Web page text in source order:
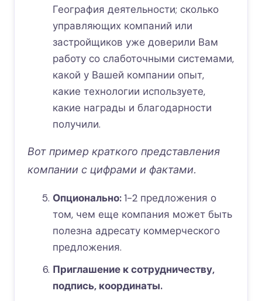
География деятельности; сколько
управляющих компаний или
застройщиков уже доверили Вам
работу со слаботочными системами,
какой у Вашей компании опыт,
какие технологии используете,
какие награды и благодарности
получили.
Вот пример краткого представления
компании с цифрами и фактами.
Опционально:1-2 предложения о
том, чем еще компания может быть
полезна адресату коммерческого
предложения.
Приглашение к сотрудничеству,
подпись, координаты.